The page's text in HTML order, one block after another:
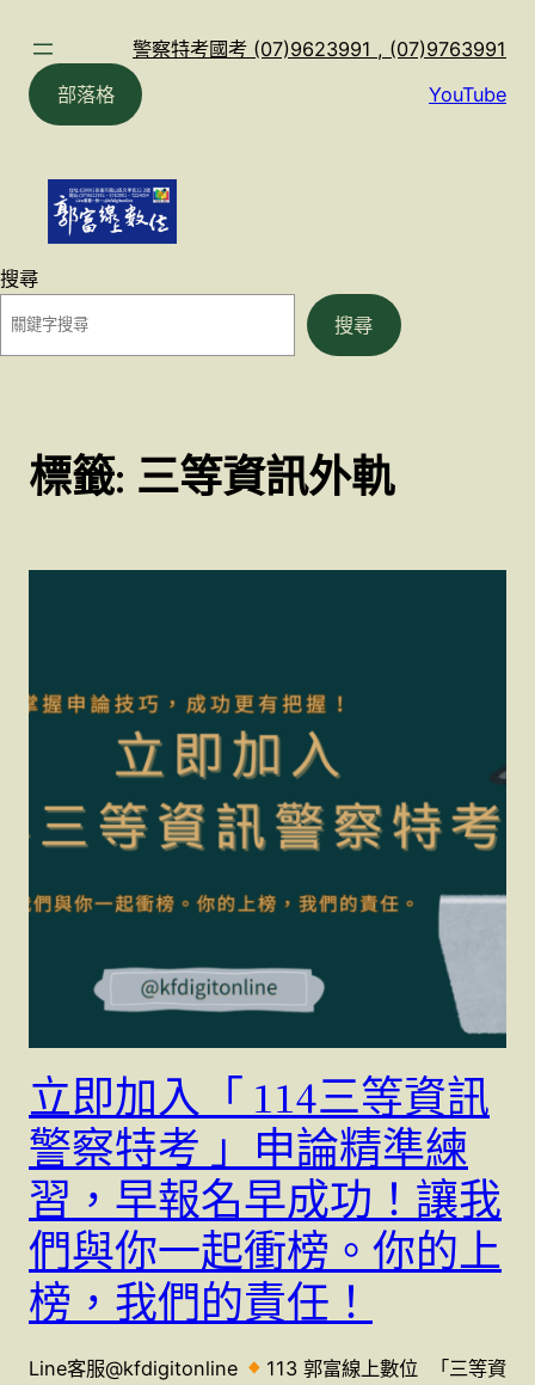
警察特考國考 (07)9623991 , (07)9763991
部落格
YouTube
搜尋
搜尋
標籤: 三等資訊外軌
立即加入「 114三等資訊
警察特考 」申論精準練
習，早報名早成功！讓我
們與你一起衝榜。你的上
榜，我們的責任！
Line客服@kfdigitonline
113 郭富線上數位 「三等資